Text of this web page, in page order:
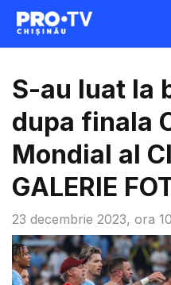
23 decembrie 2023, ora
S-au luat la
dupa finala
Mondial al
GALERIE